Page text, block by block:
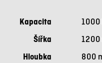
Kapacita
1000
Šířka
1200
Hloubka
800